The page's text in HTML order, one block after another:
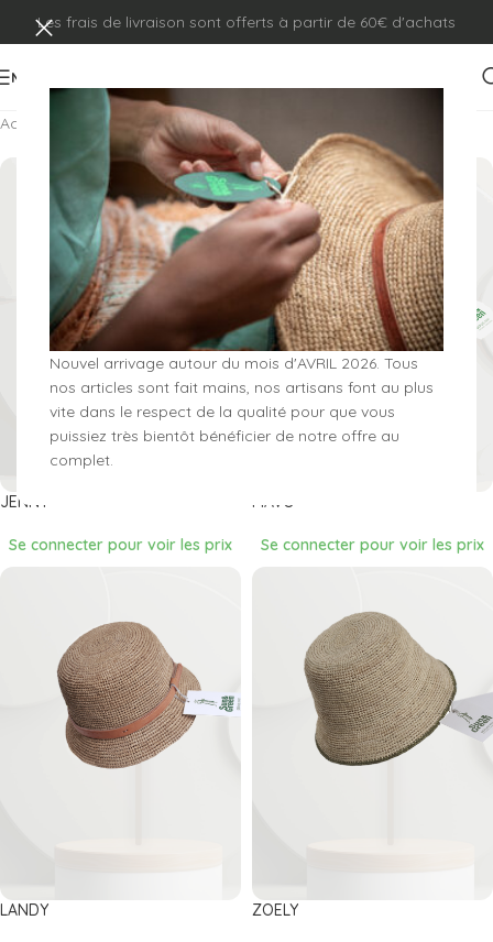
Nouvel arrivage autour du mois d'AVRIL 2026. Tous
nos articles sont fait mains, nos artisans font au plus
vite dans le respect de la qualité pour que vous
puissiez très bientôt bénéficier de notre offre au
complet.
Les frais de livraison sont offerts à partir de 60€ d'achats
MENU
Accueil Chapeaux Cloche
JENNY
Se connecter pour voir les prix
MAVO
Se connecter pour voir les prix
LANDY ZOELY